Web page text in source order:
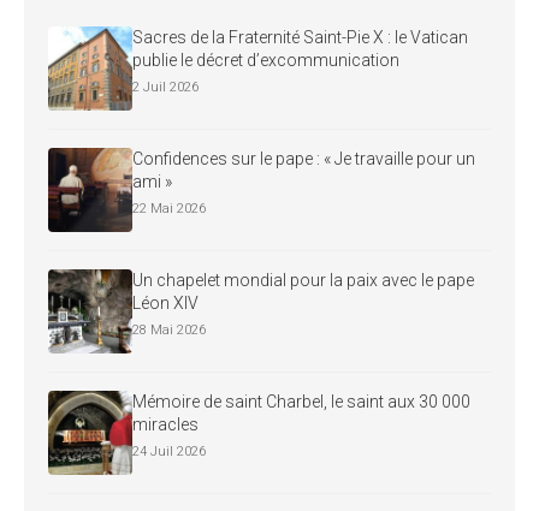
Sacres de la Fraternité Saint-Pie X : le Vatican
publie le décret d’excommunication
2 Juil 2026
Confidences sur le pape : « Je travaille pour un
ami »
22 Mai 2026
Un chapelet mondial pour la paix avec le pape
Léon XIV
28 Mai 2026
Mémoire de saint Charbel, le saint aux 30 000
miracles
24 Juil 2026